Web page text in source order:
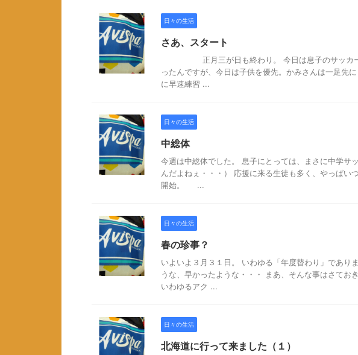
日々の生活
さあ、スタート
正月三が日も終わり。 今日は息子のサッカー「
ったんですが、今日は子供を優先。かみさんは一足先
に早速練習 ...
日々の生活
中総体
今週は中総体でした。 息子にとっては、まさに中学サ
んだよねぇ・・・） 応援に来る生徒も多く、や
開始。 ...
日々の生活
春の珍事？
いよいよ３月３１日。 いわゆる「年度替わり」であり
うな、早かったような・・・ まあ、そんな事はさてお
いわゆるアク ...
日々の生活
北海道に行って来ました（１）